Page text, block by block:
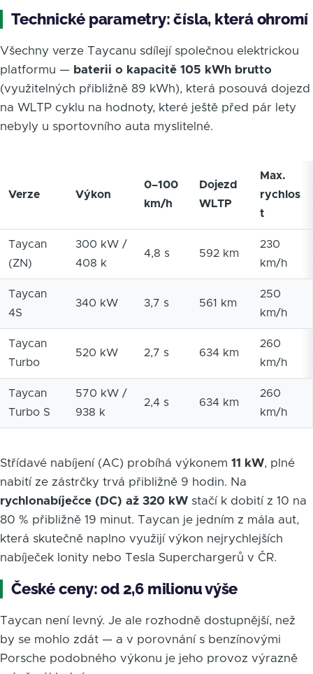
Technické parametry: čísla, která ohromí
Všechny verze Taycanu sdílejí společnou elektrickou
platformu — baterii o kapacitě 105 kWh brutto
(využitelných přibližně 89 kWh), která posouvá dojezd
na WLTP cyklu na hodnoty, které ještě před pár lety
nebyly u sportovního auta myslitelné.
Verze Výkon
0–100
km/h
Dojezd
WLTP
Max.
rychlos
t
Taycan
(ZN)
300 kW /
408 k
4,8 s 592 km
230
km/h
Taycan
4S
340 kW 3,7 s 561 km
250
km/h
Taycan
Turbo
520 kW 2,7 s 634 km
260
km/h
Taycan
Turbo S
570 kW /
938 k
2,4 s 634 km
260
km/h
Střídavé nabíjení (AC) probíhá výkonem 11 kW, plné
nabití ze zástrčky trvá přibližně 9 hodin. Na
rychlonabíječce (DC) až 320 kW stačí k dobití z 10 na
80 % přibližně 19 minut. Taycan je jedním z mála aut,
která skutečně naplno využijí výkon nejrychlejších
nabíječek Ionity nebo Tesla Superchargerů v ČR.
České ceny: od 2,6 milionu výše
Taycan není levný. Je ale rozhodně dostupnější, než
by se mohlo zdát — a v porovnání s benzínovými
Porsche podobného výkonu je jeho provoz výrazně